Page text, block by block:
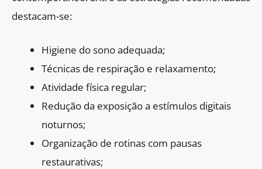
destacam-se:
Higiene do sono adequada;
Técnicas de respiração e relaxamento;
Atividade física regular;
Redução da exposição a estímulos digitais
noturnos;
Organização de rotinas com pausas
restaurativas;